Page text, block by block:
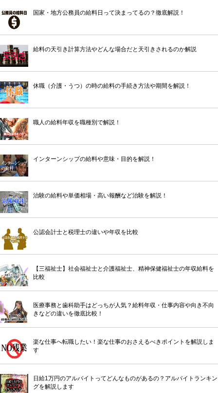
国家・地方公務員の給料日って決まってるの？徹底解説！
給料の天引き計算方法やどんな場合だと天引きされるのか解説
休職（介護・うつ）の時の給料の手続き方法や期間を解説！
職人の給料年収を職種別で解説！
インターンシップの給料や意味・目的を解説！
治験の給料や単価相場・高い報酬など治験を解説！
公認会計士と税理士の違いや年収を比較
【三福祉士】社会福祉士と介護福祉士、精神保健福祉士の年収給料を
比較
医療事務と歯科助手はどっちが人気？給料年収・仕事内容や向き不向
きなどの違いを徹底比較！
楽な仕事へ転職したい！楽な仕事のおさえるべきポイントを解説しま
す
日給1万円のアルバイトってどんなものがあるの？アルバイトランキン
グを解説します